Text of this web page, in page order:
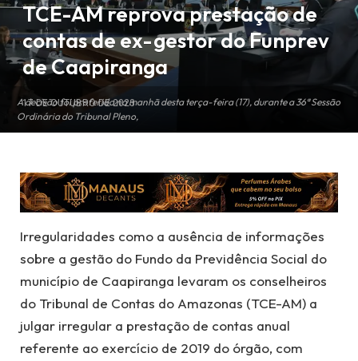
A decisão foi proferida na manhã desta terça-feira (17), durante a 36ª Sessão
Ordinária do Tribunal Pleno,
TCE-AM reprova prestação de
contas de ex-gestor do Funprev
de Caapiranga
17 DE OUTUBRO DE 2023
Irregularidades como a ausência de informações
sobre a gestão do Fundo da Previdência Social do
município de Caapiranga levaram os conselheiros
do Tribunal de Contas do Amazonas (TCE-AM) a
julgar irregular a prestação de contas anual
referente ao exercício de 2019 do órgão, com